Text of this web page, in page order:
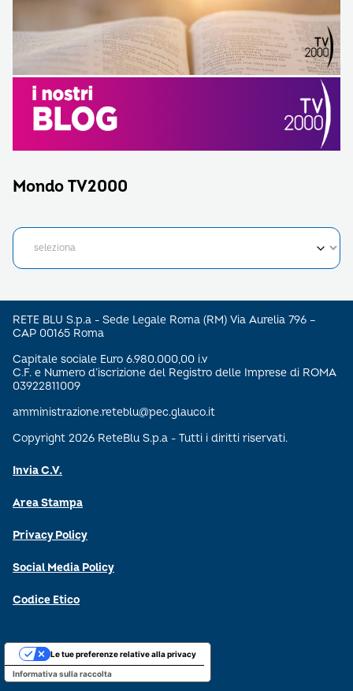
Mondo TV2000
RETE BLU S.p.a - Sede Legale Roma (RM) Via Aurelia 796 –
CAP 00165 Roma
Capitale sociale Euro 6.980.000,00 i.v
C.F. e Numero d’iscrizione del Registro delle Imprese di ROMA
03922811009
amministrazione.reteblu@pec.glauco.it
Copyright 2026 ReteBlu S.p.a - Tutti i diritti riservati.
Invia C.V.
Area Stampa
Privacy Policy
Social Media Policy
Codice Etico
Informativa sulla raccolta
Le tue preferenze relative alla privacy